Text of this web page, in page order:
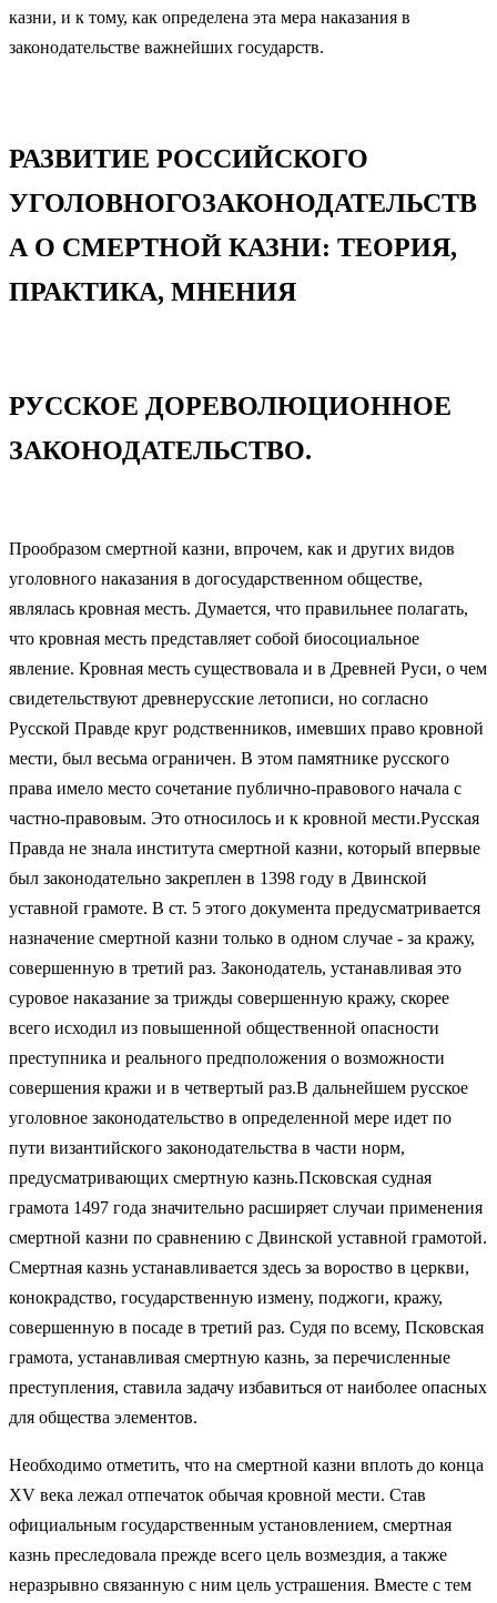
казни, и к тому, как определена эта мера наказания в
законодательстве важнейших государств.
РАЗВИТИЕ РОССИЙСКОГО
УГОЛОВНОГОЗАКОНОДАТЕЛЬСТВ
А О СМЕРТНОЙ КАЗНИ: ТЕОРИЯ,
ПРАКТИКА, МНЕНИЯ
РУССКОЕ ДОРЕВОЛЮЦИОННОЕ
ЗАКОНОДАТЕЛЬСТВО.
Прообразом смертной казни, впрочем, как и других видов
уголовного наказания в догосударственном обществе,
являлась кровная месть. Думается, что правильнее полагать,
что кровная месть представляет собой биосоциальное
явление. Кровная месть существовала и в Древней Руси, о чем
свидетельствуют древнерусские летописи, но согласно
Русской Правде круг родственников, имевших право кровной
мести, был весьма ограничен. В этом памятнике русского
права имело место сочетание публично-правового начала с
частно-правовым. Это относилось и к кровной мести.Русская
Правда не знала института смертной казни, который впервые
был законодательно закреплен в 1398 году в Двинской
уставной грамоте. В ст. 5 этого документа предусматривается
назначение смертной казни только в одном случае - за кражу,
совершенную в третий раз. Законодатель, устанавливая это
суровое наказание за трижды совершенную кражу, скорее
всего исходил из повышенной общественной опасности
преступника и реального предположения о возможности
совершения кражи и в четвертый раз.В дальнейшем русское
уголовное законодательство в определенной мере идет по
пути византийского законодательства в части норм,
предусматривающих смертную казнь.Псковская судная
грамота 1497 года значительно расширяет случаи применения
смертной казни по сравнению с Двинской уставной грамотой.
Смертная казнь устанавливается здесь за вороство в церкви,
конокрадство, государственную измену, поджоги, кражу,
совершенную в посаде в третий раз. Судя по всему, Псковская
грамота, устанавливая смертную казнь, за перечисленные
преступления, ставила задачу избавиться от наиболее опасных
для общества элементов.
Необходимо отметить, что на смертной казни вплоть до конца
XV века лежал отпечаток обычая кровной мести. Став
официальным государственным установлением, смертная
казнь преследовала прежде всего цель возмездия, а также
неразрывно связанную с ним цель устрашения. Вместе с тем